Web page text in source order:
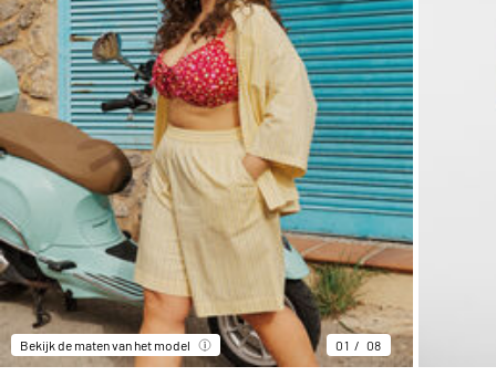
Bekijk de maten van het model 01 08